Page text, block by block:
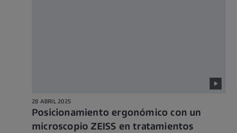
28 ABRIL 2025
Posicionamiento ergonómico con un
microscopio ZEISS en tratamientos